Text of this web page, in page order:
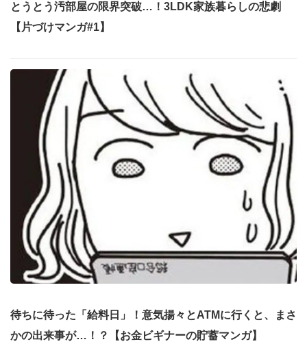
とうとう汚部屋の限界突破…！3LDK家族暮らしの悲劇
【片づけマンガ#1】
待ちに待った「給料日」！意気揚々とATMに行くと、まさ
かの出来事が…！？【お金ビギナーの貯蓄マンガ】